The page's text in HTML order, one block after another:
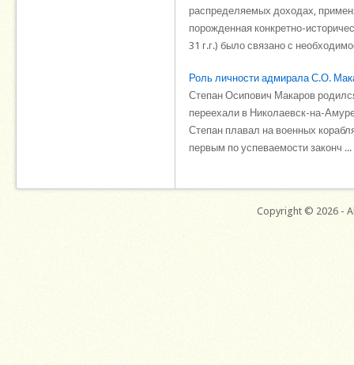
распределяемых доходах,
порожденная конкретно-
31 г.г.) было связано с
Роль личности адмирала С.О.
Степан Осипович Макаров
переехали в Николаевск-на-
Степан плавал на военных
первым по успеваемости законч ...
Copyright © 2026 -